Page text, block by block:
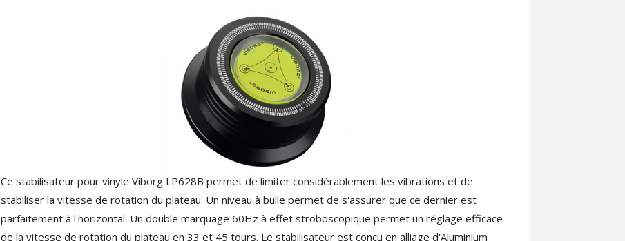
4,30 €4,95 €
[GRADE B] DAYTON AUDIO
MKSX4 Enceinte Subwoofer...
Ce stabilisateur pour vinyle Viborg LP628B permet de limiter considérablement les vibrations et de
stabiliser la vitesse de rotation du plateau. Un niveau à bulle permet de s'assurer que ce dernier est
parfaitement à l'horizontal. Un double marquage 60Hz à effet stroboscopique permet un réglage efficace
de la vitesse de rotation du plateau en 33 et 45 tours. Le stabilisateur est conçu en alliage d'Aluminium